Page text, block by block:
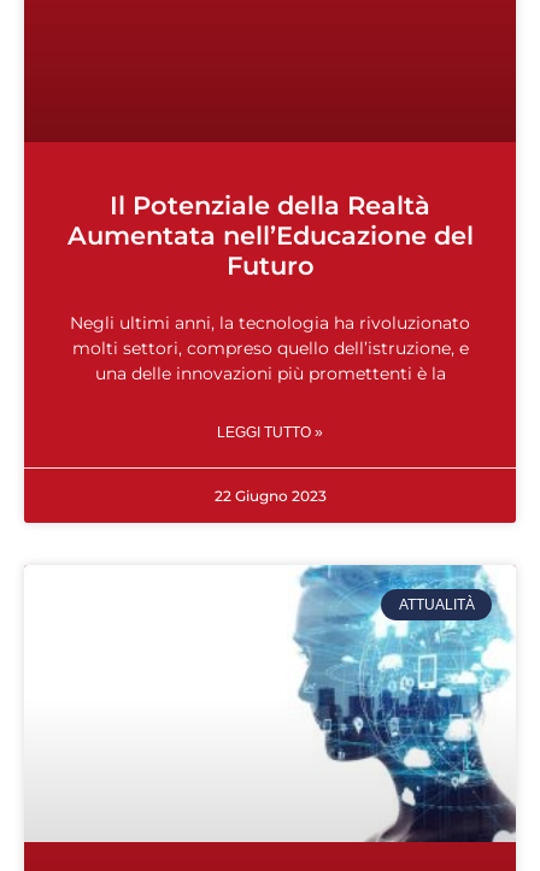
Il Potenziale della Realtà
Aumentata nell’Educazione del
Futuro
Negli ultimi anni, la tecnologia ha rivoluzionato
molti settori, compreso quello dell’istruzione, e
una delle innovazioni più promettenti è la
LEGGI TUTTO »
22 Giugno 2023
ATTUALITÀ